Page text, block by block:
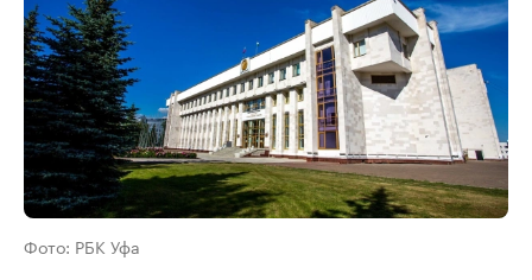
Фото: РБК Уфа